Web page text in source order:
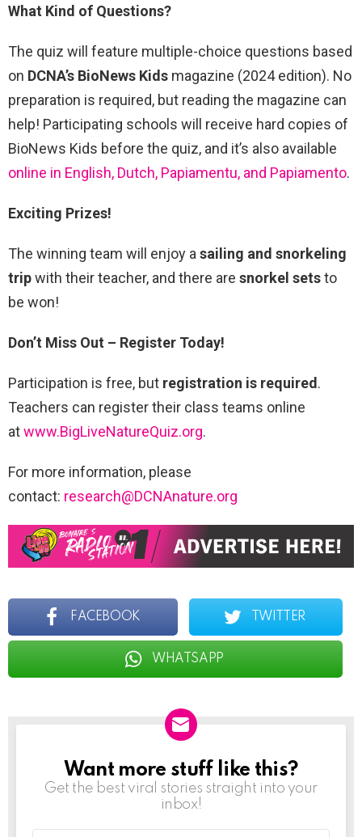
What Kind of Questions?
The quiz will feature multiple-choice questions based
on DCNA’s BioNews Kids magazine (2024 edition). No
preparation is required, but reading the magazine can
help! Participating schools will receive hard copies of
BioNews Kids before the quiz, and it’s also available
online in English, Dutch, Papiamentu, and Papiamento.
Exciting Prizes!
The winning team will enjoy a sailing and snorkeling
tripwith their teacher, and there are snorkel setsto
be won!
Don’t Miss Out – Register Today!
Participation is free, but registration is required .
Teachers can register their class teams online
atwww.BigLiveNatureQuiz.org.
For more information, please
contact: research@DCNAnature.org
FACEBOOK TWITTER
WHATSAPP
NEWSLETTER
Want more stuff like this?
Get the best viral stories straight into your
inbox!